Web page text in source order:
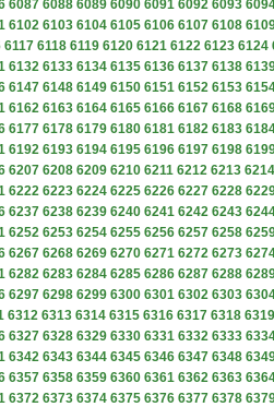
6087 6088 6089 6090 6091 6092 6093
6102 6103 6104 6105 6106 6107 6108
6117 6118 6119 6120 6121 6122 6123 6124
6132 6133 6134 6135 6136 6137 6138
6147 6148 6149 6150 6151 6152 6153
6162 6163 6164 6165 6166 6167 6168
6177 6178 6179 6180 6181 6182 6183
6192 6193 6194 6195 6196 6197 6198
6207 6208 6209 6210 6211 6212 6213 6214
6222 6223 6224 6225 6226 6227 6228
6237 6238 6239 6240 6241 6242 6243
6252 6253 6254 6255 6256 6257 6258
6267 6268 6269 6270 6271 6272 6273
6282 6283 6284 6285 6286 6287 6288
6297 6298 6299 6300 6301 6302 6303
6312 6313 6314 6315 6316 6317 6318 6319
6327 6328 6329 6330 6331 6332 6333
6342 6343 6344 6345 6346 6347 6348
6357 6358 6359 6360 6361 6362 6363
6372 6373 6374 6375 6376 6377 6378